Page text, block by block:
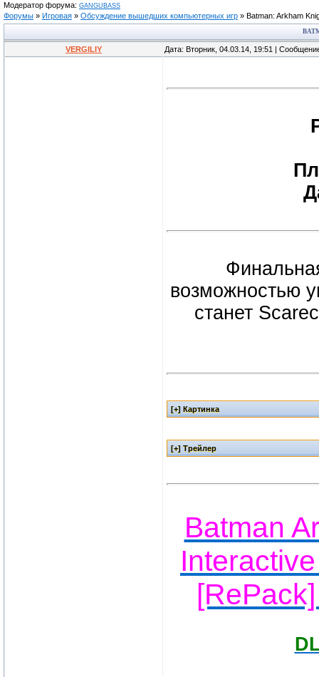
Модератор форума: GANGUBASS
Форумы » Игровая » Обсуждение вышедших компьютерных игр » Batman: Arkham
VERGILIY Дата: Вторник, 04.03.14, 19:51 |
возможностью
станет
Batman